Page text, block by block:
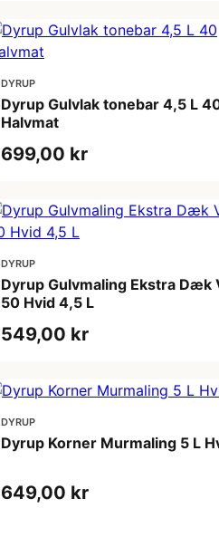
DYRUP
Dyrup Gulvlak tonebar 4,5 L
Halvmat
699,00 kr
DYRUP
Dyrup Gulvmaling Ekstra Dæk
50 Hvid 4,5 L
549,00 kr
DYRUP
Dyrup Korner Murmaling 5 L
649,00 kr